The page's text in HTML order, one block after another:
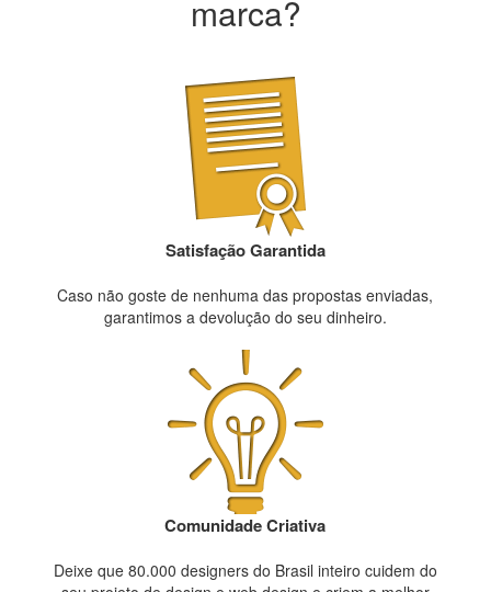
marca?
Satisfação Garantida
Caso não goste de nenhuma das propostas enviadas,
garantimos a devolução do seu dinheiro.
Comunidade Criativa
Deixe que 80.000 designers do Brasil inteiro cuidem do